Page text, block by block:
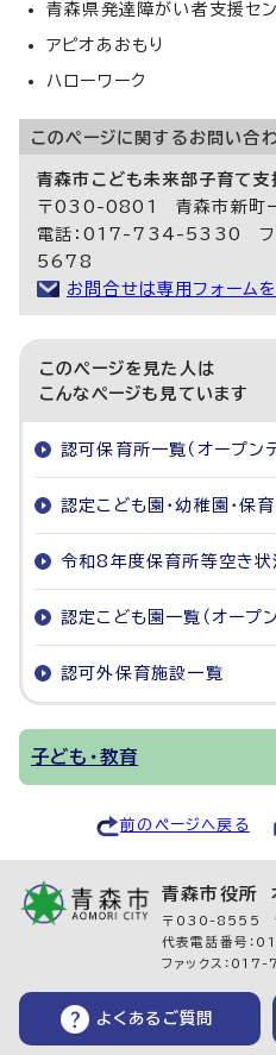
青森県発達障がい者支援セン
アピオあおもり
ハローワーク
このページに関する お問い合
青森市こども未来部子育て支
〒030-0801 青森市新町
電話：017-734-5330 フ
5678
お問合せは専用フォーム
このページを見た人は
こんなページも見ています
認可保育所一覧（オープン
認定こども園・幼稚園・保
令和8年度保育所等空き状
認定こども園一覧（オープン
認可外保育施設一覧
子ども・教育
前のページへ戻る
青森市役所
〒030-8555
代表電話番号：
ファックス：
よくあるご質問